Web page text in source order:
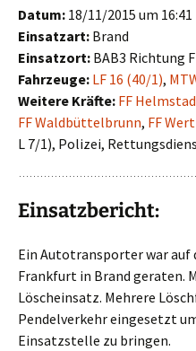
Datum: 18/11/2015 um
Einsatzart: Brand
Einsatzort: BAB3 Richtung
Fahrzeuge: LF 16 (40/1),
Weitere Kräfte: FF
FF Waldbüttelbrunn, FF
L 7/1), Polizei,
Einsatzbericht:
Ein Autotransporter war auf
Frankfurt in Brand geraten.
Löscheinsatz. Mehrere
Pendelverkehr eingesetzt
Einsatzstelle zu bringen.